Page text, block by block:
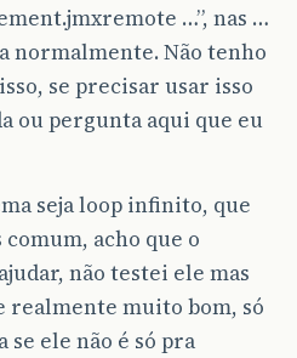
…”, nas …
normalmente. Não tenho
se precisar usar isso
ou pergunta aqui que eu
seja loop infinito, que
comum, acho que o
não testei ele mas
realmente muito bom, só
ele não é só pra